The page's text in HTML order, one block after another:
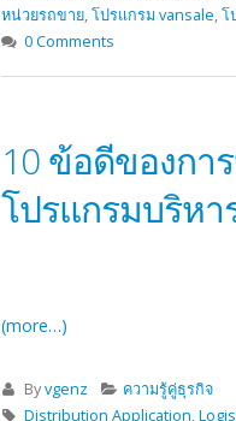
หน่วยรถขาย,โปรแกรม vansale,โ
0 Comments
10 ข้อดีของกา
โปรแกรมบริหา
(more…)
Byvgenz
ความรู้คู่ธุรกิจ
Distribution Application,